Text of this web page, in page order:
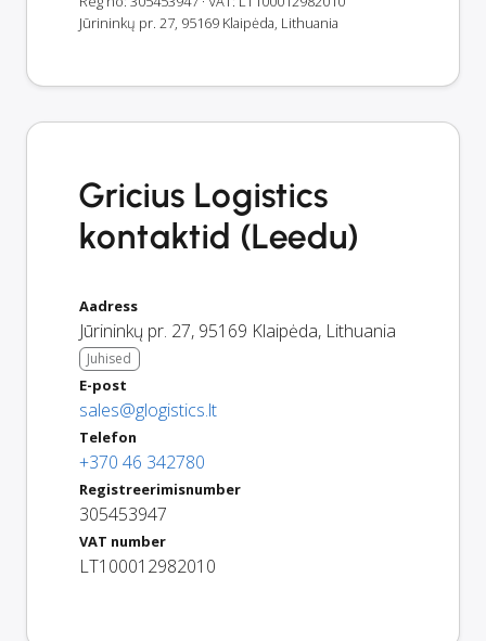
Jūrininkų pr. 27, 95169 Klaipėda, Lithuania
Gricius Logistics
kontaktid (Leedu)
Aadress
Jūrininkų pr. 27, 95169 Klaipėda, Lithuania
Juhised
E-post
sales@glogistics.lt
Telefon
+370 46 342780
Registreerimisnumber
305453947
VAT number
LT100012982010